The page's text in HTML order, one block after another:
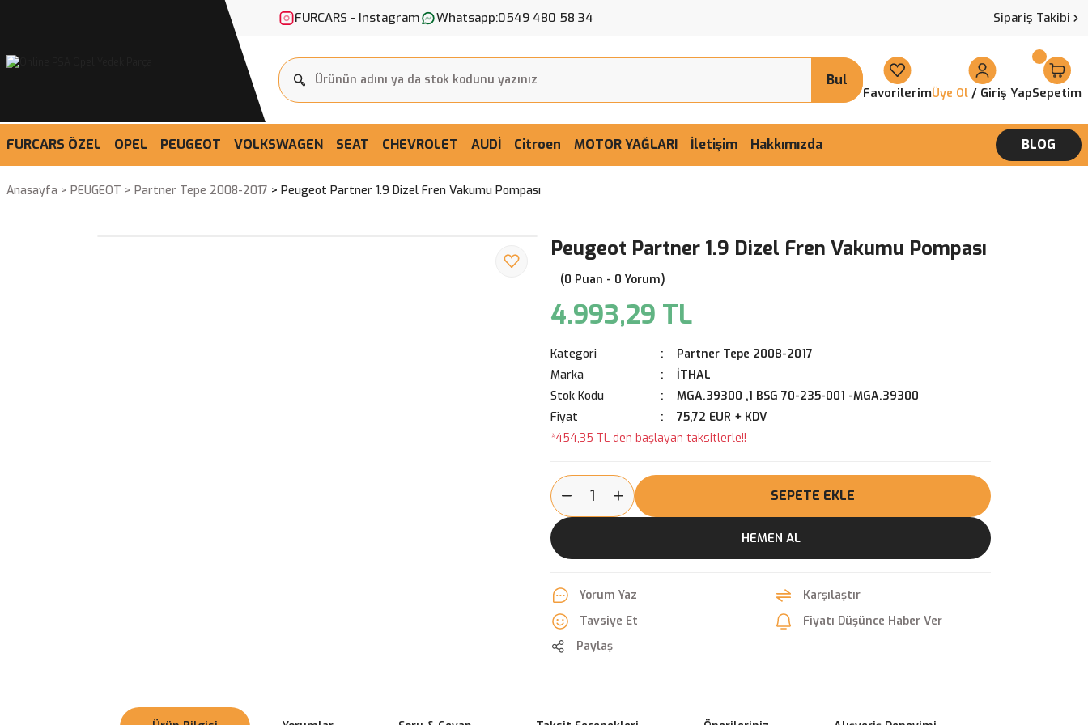
FURCARS - Instagram Whatsapp:0549 480 58 34 Sipariş Takibi
Bul
FavorilerimÜye Ol / Giriş YapSepetim
FURCARS ÖZEL OPEL PEUGEOT VOLKSWAGEN SEAT CHEVROLET AUDİ Citroen MOTOR YAĞLARI İletişim Hakkımızda BLOG
Anasayfa PEUGEOT Partner Tepe 2008-2017 Peugeot Partner 1.9 Dizel Fren Vakumu Pompası
Peugeot Partner 1.9 Dizel Fren Vakumu Pompası
(0 Puan - 0 Yorum)
4.993,29 TL
Kategori
Partner Tepe 2008-2017
Marka
İTHAL
Stok Kodu
MGA.39300 ,1 BSG 70-235-001 -MGA.39300
Fiyat
75,72 EUR + KDV
*454,35 TL den başlayan taksitlerle!!
SEPETE EKLE
HEMEN AL
Yorum Yaz
Karşılaştır
Tavsiye Et
Fiyatı Düşünce Haber Ver
Paylaş